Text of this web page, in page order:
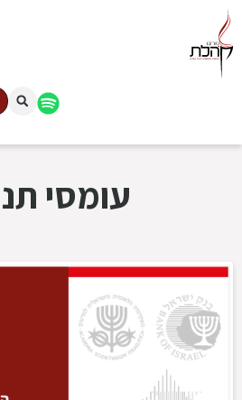
עומסי